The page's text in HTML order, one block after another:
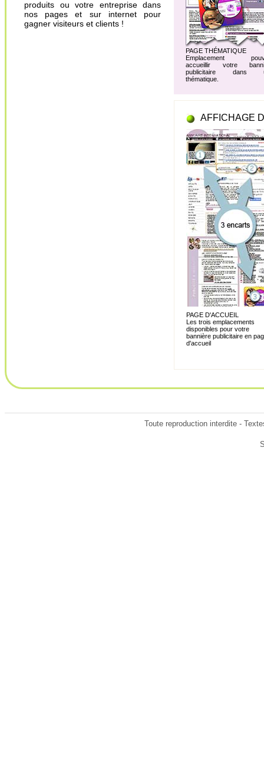
produits ou votre entreprise dans
nos pages et sur internet pour
gagner visiteurs et clients !
PAGE THÉMATIQUE
Emplacement
accueillir votre
publicitaire dans
thématique.
AFFICHAGE
PAGE D'ACCUEIL
Les trois emplacements
disponibles pour votre
bannière publicitaire en
d'accueil
Toute reproduction interdite -